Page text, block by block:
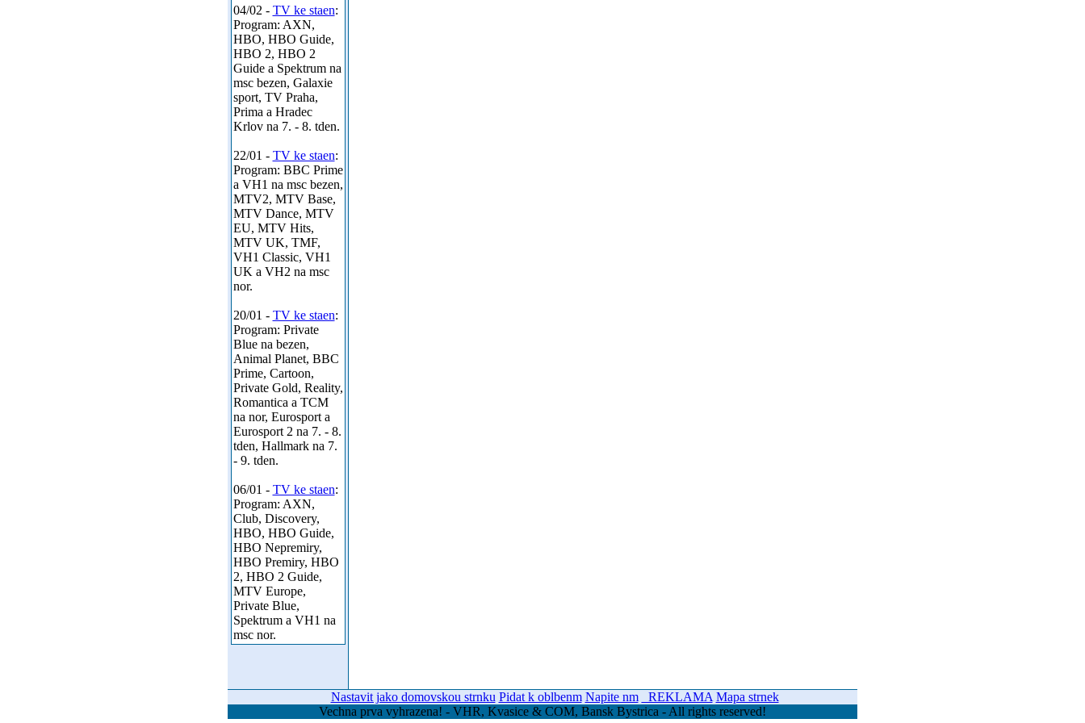
04/02 - TV ke staen:
Program: AXN,
HBO, HBO Guide,
HBO 2, HBO 2
Guide a Spektrum na
msc bezen, Galaxie
sport, TV Praha,
Prima a Hradec
Krlov na 7. - 8. tden.
22/01 - TV ke staen:
Program: BBC Prime
a VH1 na msc bezen,
MTV2, MTV Base,
MTV Dance, MTV
EU, MTV Hits,
MTV UK, TMF,
VH1 Classic, VH1
UK a VH2 na msc
nor.
20/01 - TV ke staen:
Program: Private
Blue na bezen,
Animal Planet, BBC
Prime, Cartoon,
Private Gold, Reality,
Romantica a TCM
na nor, Eurosport a
Eurosport 2 na 7. - 8.
tden, Hallmark na 7.
- 9. tden.
06/01 - TV ke staen:
Program: AXN,
Club, Discovery,
HBO, HBO Guide,
HBO Nepremiry,
HBO Premiry, HBO
2, HBO 2 Guide,
MTV Europe,
Private Blue,
Spektrum a VH1 na
msc nor.
Nastavit jako domovskou strnku Pidat k oblbenm Napite nm _REKLAMA Mapa strnek
Vechna prva vyhrazena! - VHR, Kvasice & COM, Bansk Bystrica - All rights reserved!